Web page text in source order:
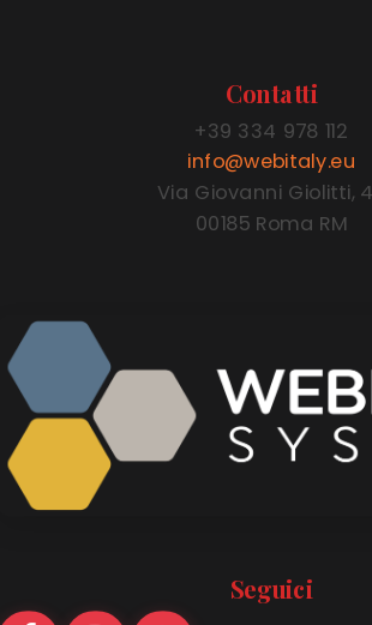
+39 334 978 112
info@webitaly.eu
Via Giovanni Giolitti,
00185 Roma RM